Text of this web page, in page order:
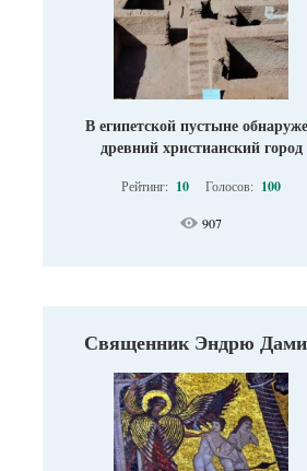
В египетской пустыне
древний христианский город
Рейтинг: 10 Голосов: 100
907
Священник Эндрю